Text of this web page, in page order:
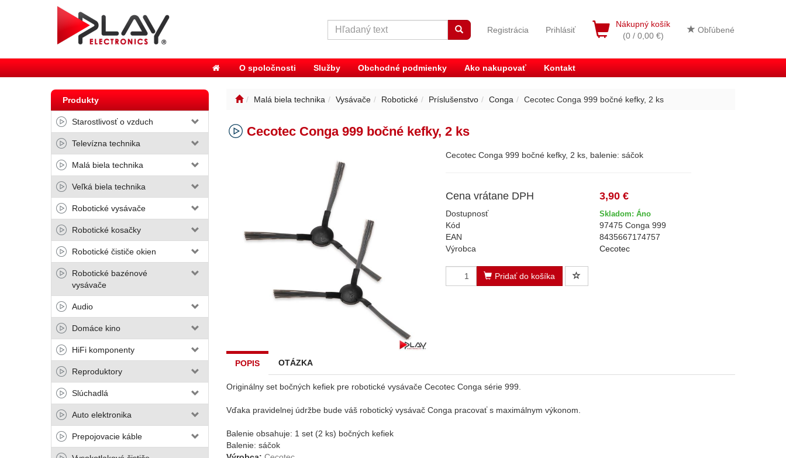
Nákupný košík
(0 / 0,00 €)
Obľúbené
Registrácia Prihlásiť
O spoločnosti Služby Obchodné podmienky Ako nakupovať Kontakt
Produkty
Starostlivosť o vzduch
Televízna technika
Malá biela technika
Veľká biela technika
Robotické vysávače
Robotické kosačky
Robotické čističe okien
Robotické bazénové
vysávače
Audio
Domáce kino
HiFi komponenty
Reproduktory
Slúchadlá
Auto elektronika
Prepojovacie káble
Malá biela technika Vysávače Robotické Príslušenstvo Conga Cecotec Conga 999 bočné kefky, 2 ks
Cecotec Conga 999 bočné kefky, 2 ks
Cecotec Conga 999 bočné kefky, 2 ks, balenie: sáčok
Cena vrátane DPH 3,90 €
Dostupnosť Skladom: Áno
Kód
97475 Conga 999
EAN
8435667174757
Výrobca
Cecotec
Pridať do košíka
POPIS OTÁZKA
Originálny set bočných kefiek pre robotické vysávače Cecotec Conga série 999.
Vďaka pravidelnej údržbe bude váš robotický vysávač Conga pracovať s maximálnym výkonom.
Balenie obsahuje: 1 set (2 ks) bočných kefiek
Balenie: sáčok